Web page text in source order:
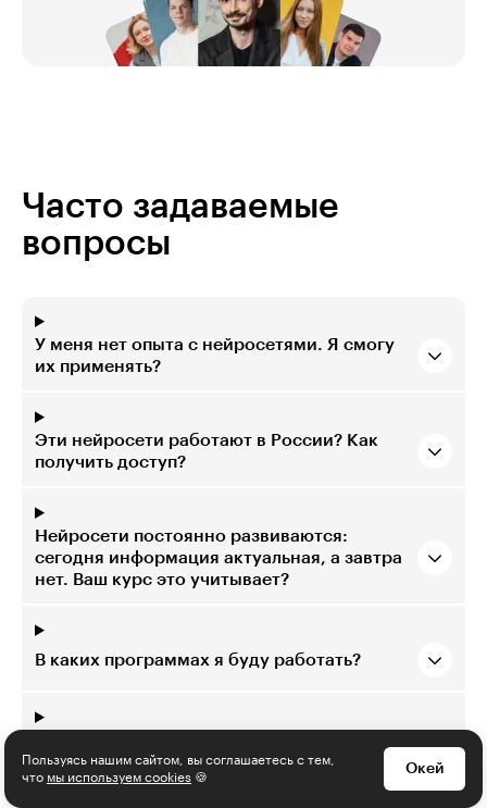
Часто задаваемые
вопросы
У меня нет опыта с нейросетями. Я смогу
их применять?
Эти нейросети работают в России? Как
получить доступ?
Нейросети постоянно развиваются:
сегодня информация актуальная, а завтра
нет. Ваш курс это учитывает?
В каких программах я буду работать?
Получится ли совмещать его с работой?
Пользуясь нашим сайтом, вы соглашаетесь с тем,
что мы используем cookies 🍪
Окей